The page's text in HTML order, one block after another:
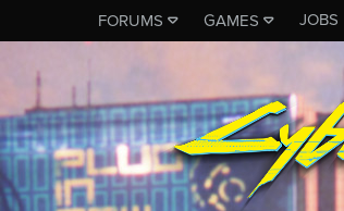
FORUMS GAMES JOBS